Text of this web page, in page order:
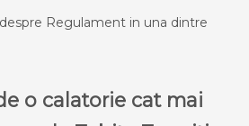
Regulament in una dintre
o calatorie cat mai